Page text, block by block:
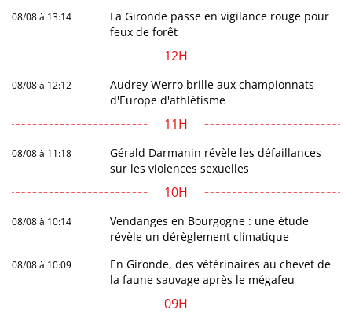
08/08 à 13:14
La Gironde passe en vigilance rouge pour
feux de forêt
12H
08/08 à 12:12
Audrey Werro brille aux championnats
d'Europe d'athlétisme
11H
08/08 à 11:18
Gérald Darmanin révèle les défaillances
sur les violences sexuelles
10H
08/08 à 10:14
Vendanges en Bourgogne : une étude
révèle un dérèglement climatique
08/08 à 10:09
En Gironde, des vétérinaires au chevet de
la faune sauvage après le mégafeu
09H